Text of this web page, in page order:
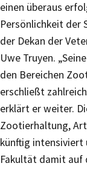
einen überaus
Persönlichkeit der
der Dekan der
Uwe Truyen.
den Bereichen
erschließt
erklärt er weiter.
Zootierhaltung,
künftig intensiviert
Fakultät damit auf